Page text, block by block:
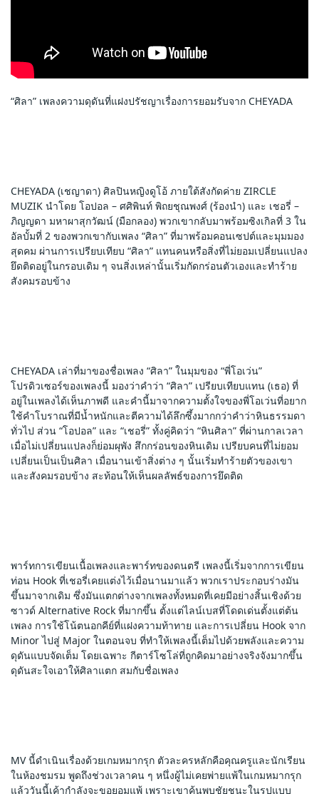
“ศิลา” เพลงความดุดันที่แฝงปรัชญาเรื่องการยอมรับจาก CHEYADA
CHEYADA (เชญาดา) ศิลปินหญิงดูโอ้ ภายใต้สังกัดค่าย ZIRCLE
MUZIK นำโดย โอปอล – ศศิพินท์ พิถยชุณพงศ์ (ร้องนำ) และ เชอรี่ –
ภิญญดา มหาผาสุกวัฒน์ (มือกลอง) พวกเขากลับมาพร้อมซิงเกิลที่ 3 ใน
อัลบั้มที่ 2 ของพวกเขากับเพลง “ศิลา” ที่มาพร้อมคอนเซปต์และมุมมอง
สุดคม ผ่านการเปรียบเทียบ “ศิลา” แทนคนหรือสิ่งที่ไม่ยอมเปลี่ยนแปลง
ยึดติดอยู่ในกรอบเดิม ๆ จนสิ่งเหล่านั้นเริ่มกัดกร่อนตัวเองและทำร้าย
สังคมรอบข้าง
CHEYADA เล่าที่มาของชื่อเพลง “ศิลา” ในมุมของ “พี่โอเว่น”
โปรดิวเซอร์ของเพลงนี้ มองว่าคำว่า “ศิลา” เปรียบเทียบแทน (เธอ) ที่
อยู่ในเพลงได้เห็นภาพดี และคำนี้มาจากความตั้งใจของพี่โอเว่นที่อยาก
ใช้คำโบราณที่มีน้ำหนักและตีความได้ลึกซึ้งมากกว่าคำว่าหินธรรมดา
ทั่วไป ส่วน “โอปอล” และ “เชอรี่” ทั้งคู่คิดว่า “หินศิลา” ที่ผ่านกาลเวลา
เมื่อไม่เปลี่ยนแปลงก็ย่อมผุพัง สึกกร่อนของหินเดิม เปรียบคนที่ไม่ยอม
เปลี่ยนเป็นเป็นศิลา เมื่อนานเข้าสิ่งต่าง ๆ นั้นเริ่มทำร้ายตัวของเขา
และสังคมรอบข้าง สะท้อนให้เห็นผลลัพธ์ของการยึดติด
พาร์ทการเขียนเนื้อเพลงและพาร์ทของดนตรี เพลงนี้เริ่มจากการเขียน
ท่อน Hook ที่เชอรี่เคยแต่งไว้เมื่อนานมาแล้ว พวกเราประกอบร่างมัน
ขึ้นมาจากเดิม ซึ่งมันแตกต่างจากเพลงทั้งหมดที่เคยมีอย่างสิ้นเชิงด้วย
ซาวด์ Alternative Rock ที่มากขึ้น ตั้งแต่ไลน์เบสที่โดดเด่นตั้งแต่ต้น
เพลง การใช้โน้ตนอกคีย์ที่แฝงความท้าทาย และการเปลี่ยน Hook จาก
Minor ไปสู่ Major ในตอนจบ ที่ทำให้เพลงนี้เต็มไปด้วยพลังและความ
ดุดันแบบจัดเต็ม โดยเฉพาะ กีตาร์โซโล่ที่ถูกคิดมาอย่างจริงจังมากขึ้น
ดุดันสะใจเอาให้ศิลาแตก สมกับชื่อเพลง
MV นี้ดำเนินเรื่องด้วยเกมหมากรุก ตัวละครหลักคือคุณครูและนักเรียน
ในห้องชมรม พูดถึงช่วงเวลาคน ๆ หนึ่งผู้ไม่เคยพ่ายแพ้ในเกมหมากรุก
แล้ววันนี้เค้ากำลังจะขอยอมแพ้ เพราะเขาค้นพบชัยชนะในรูปแบบ